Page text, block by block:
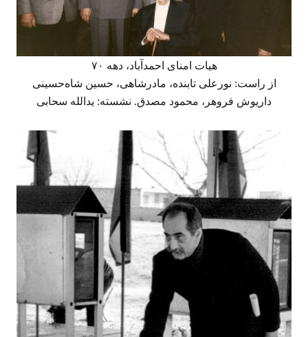
هیات امنای احمدآباد، دهه ۷۰
از راست: نورعلی تابنده، مادرشاهی، حسین شاه‌حسینی
داریوش فروهر، محمود مصدق. نشسته: یدالله سحابی